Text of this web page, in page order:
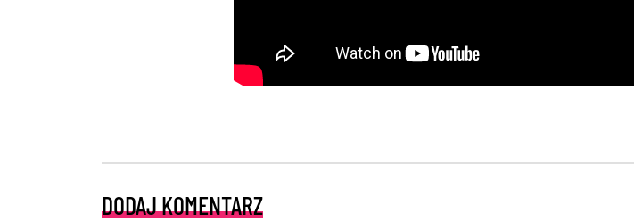
DODAJ KOMENTARZ